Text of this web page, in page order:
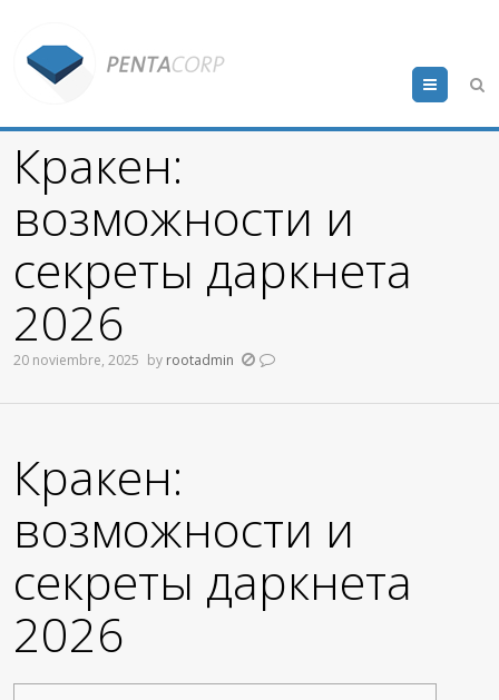
Menu
Кракен:
возможности и
секреты даркнета
2026
20 noviembre, 2025 by rootadmin
Кракен:
возможности и
секреты даркнета
2026